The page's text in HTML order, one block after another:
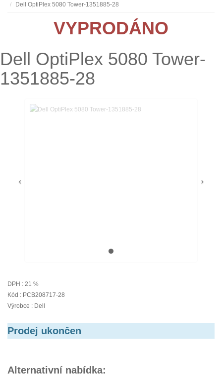
Dell OptiPlex 5080 Tower-1351885-28
VYPRODÁNO
Dell OptiPlex 5080 Tower-
1351885-28
DPH : 21 %
Kód : PCB208717-28
Výrobce : Dell
Prodej ukončen
Alternativní nabídka: